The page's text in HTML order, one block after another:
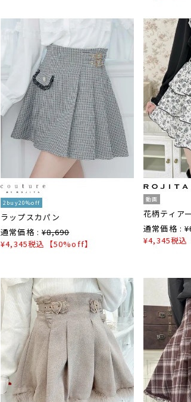
2buy20%off
ラップスカパン
通常価格 : ¥8,690
¥4,345税込 【50%off】
動画
花柄ティア
通常価格 : ¥
¥4,345税込